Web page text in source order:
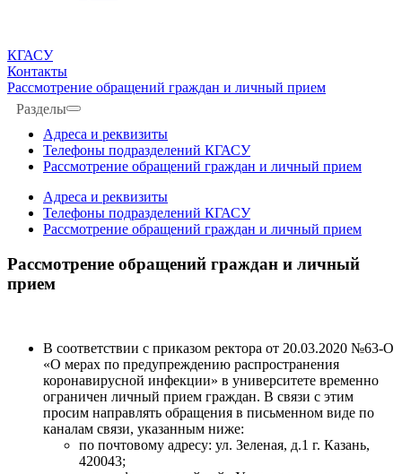
КГАСУ
Контакты
Рассмотрение обращений граждан и личный прием
Разделы
Адреса и реквизиты
Телефоны подразделений КГАСУ
Рассмотрение обращений граждан и личный прием
Адреса и реквизиты
Телефоны подразделений КГАСУ
Рассмотрение обращений граждан и личный прием
Рассмотрение обращений граждан и личный
прием
В соответствии с приказом ректора от 20.03.2020 №63-О
«О мерах по предупреждению распространения
коронавирусной инфекции» в университете временно
ограничен личный прием граждан. В связи с этим
просим направлять обращения в письменном виде по
каналам связи, указанным ниже:
по почтовому адресу: ул. Зеленая, д.1 г. Казань,
420043;